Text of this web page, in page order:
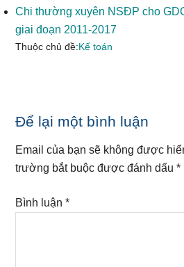
Chi thường xuyên NSĐP cho
giai đoạn 2011-2017
Thuộc chủ đề:Kế toán
Reader
Interactions
Để lại một bình luận
Email của bạn sẽ không được
trường bắt buộc được đánh dấu*
Bình luận*